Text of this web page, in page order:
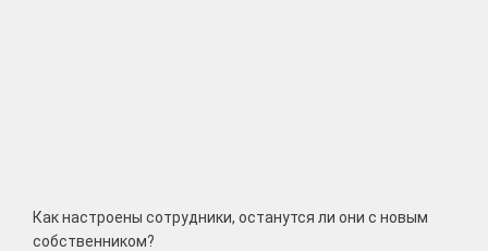
Как настроены сотрудники, останутся ли они с новым
собственником?